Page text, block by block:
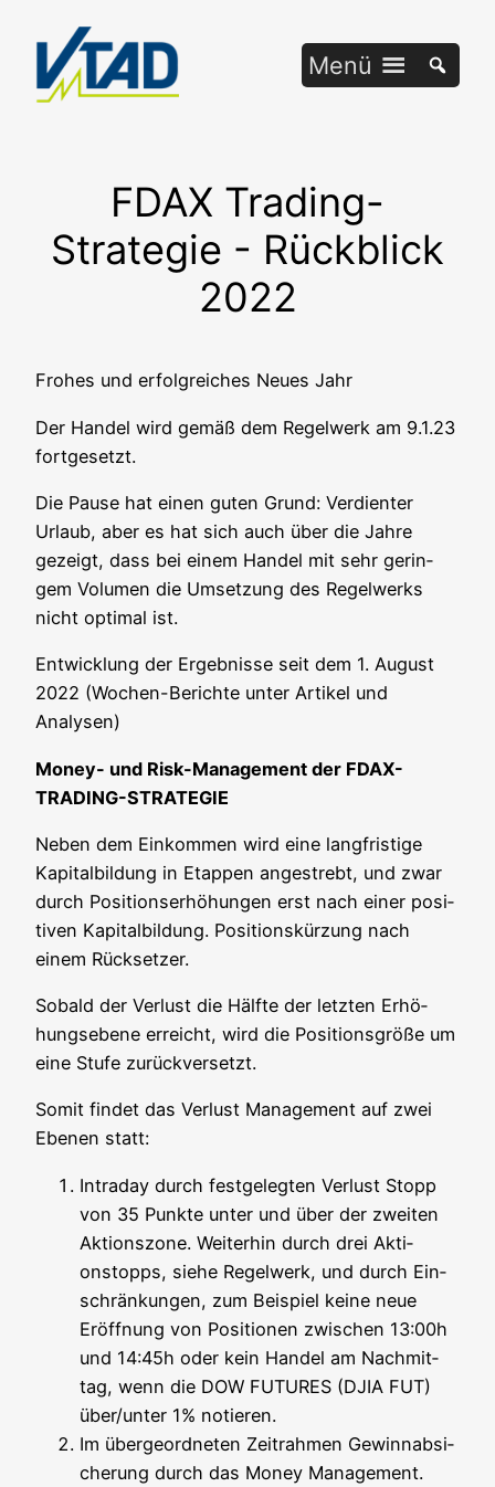
springen
Menü
FDAX Trading-
Strategie - Rückblick
2022
Fro­hes und erfolg­rei­ches Neu­es Jahr
Der Han­del wird gemäß dem Regel­werk am 9.1.23
fortgesetzt.
Die Pau­se hat einen guten Grund: Ver­dien­ter
Urlaub, aber es hat sich auch über die Jah­re
gezeigt, dass bei einem Han­del mit sehr gerin­
gem Volu­men die Umset­zung des Regel­werks
nicht opti­mal ist.
Ent­wick­lung der Ergeb­nis­se seit dem 1. August
2022 (Wochen-Berich­te unter Arti­kel und
Analysen)
Money- und Risk-Manage­ment der FDAX-
TRADING-STRATEGIE
Neben dem Ein­kom­men wird eine lang­fris­ti­ge
Kapi­tal­bil­dung in Etap­pen ange­strebt, und zwar
durch Posi­ti­ons­er­hö­hun­gen erst nach einer posi­
ti­ven Kapi­tal­bil­dung. Posi­ti­ons­kür­zung nach
einem Rücksetzer.
Sobald der Ver­lust die Hälf­te der letz­ten Erhö­
hungs­ebe­ne erreicht, wird die Posi­ti­ons­grö­ße um
eine Stu­fe zurückversetzt.
Somit fin­det das Ver­lust Manage­ment auf zwei
Ebe­nen statt:
Intra­day durch fest­ge­leg­ten Ver­lust Stopp
von 35 Punk­te unter und über der zwei­ten
Akti­ons­zo­ne. Wei­ter­hin durch drei Akti­
onstopps, sie­he Regel­werk, und durch Ein­
schrän­kun­gen, zum Bei­spiel kei­ne neue
Eröff­nung von Posi­tio­nen zwi­schen 13:00h
und 14:45h oder kein Han­del am Nach­mit­
tag, wenn die DOW FUTURES (DJIA FUT)
über/unter 1% notieren.
Im über­ge­ord­ne­ten Zeit­rah­men Gewinn­ab­si­
che­rung durch das Money Management.